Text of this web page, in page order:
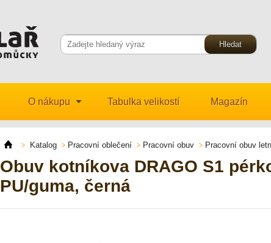
O nákupu Tabulka velikostí Magazín
Katalog Pracovní oblečení Pracovní obuv Pracovní obuv
Obuv kotníkova DRAGO S1
PU/guma, černá